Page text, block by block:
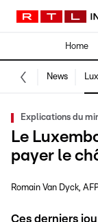
Home
News
Explications du
Le
payer le
Romain Van Dyck
Ces derniers